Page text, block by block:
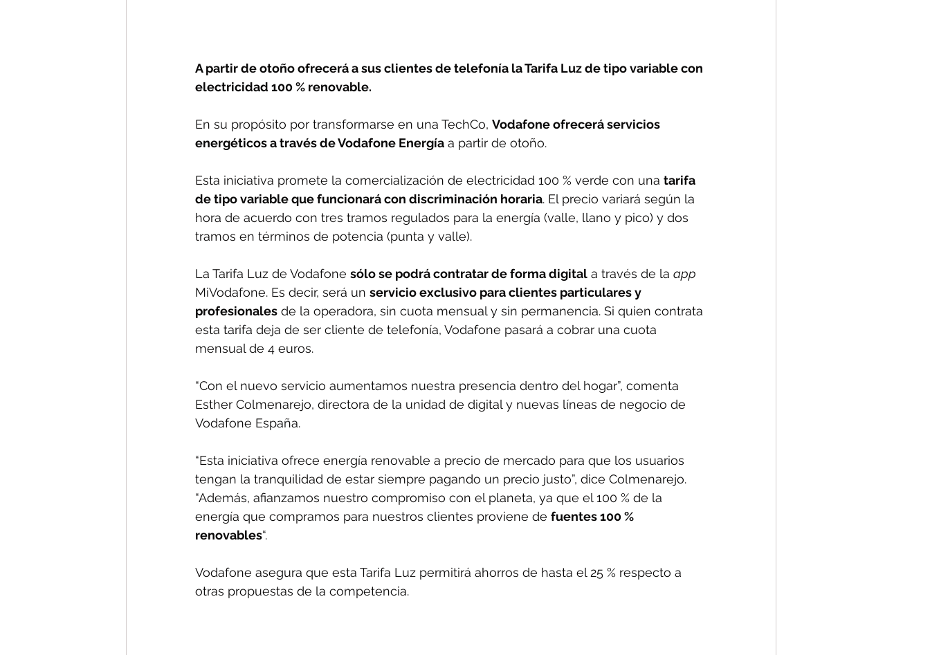
A partir de otoño ofrecerá a sus clientes de telefonía la Tarifa Luz de tipo variable con
electricidad 100 % renovable.
En su propósito por transformarse en una TechCo, Vodafone ofrecerá servicios
energéticos a través de Vodafone Energía a partir de otoño.
Esta iniciativa promete la comercialización de electricidad 100 % verde con una tarifa
de tipo variable que funcionará con discriminación horaria. El precio variará según la
hora de acuerdo con tres tramos regulados para la energía (valle, llano y pico) y dos
tramos en términos de potencia (punta y valle).
La Tarifa Luz de Vodafone sólo se podrá contratar de forma digital a través de la app
MiVodafone. Es decir, será un servicio exclusivo para clientes particulares y
profesionales de la operadora, sin cuota mensual y sin permanencia. Si quien contrata
esta tarifa deja de ser cliente de telefonía, Vodafone pasará a cobrar una cuota
mensual de 4 euros.
“Con el nuevo servicio aumentamos nuestra presencia dentro del hogar”, comenta
Esther Colmenarejo, directora de la unidad de digital y nuevas líneas de negocio de
Vodafone España.
“Esta iniciativa ofrece energía renovable a precio de mercado para que los usuarios
tengan la tranquilidad de estar siempre pagando un precio justo”, dice Colmenarejo.
“Además, afianzamos nuestro compromiso con el planeta, ya que el 100 % de la
energía que compramos para nuestros clientes proviene de fuentes 100 %
renovables“.
Vodafone asegura que esta Tarifa Luz permitirá ahorros de hasta el 25 % respecto a
otras propuestas de la competencia.